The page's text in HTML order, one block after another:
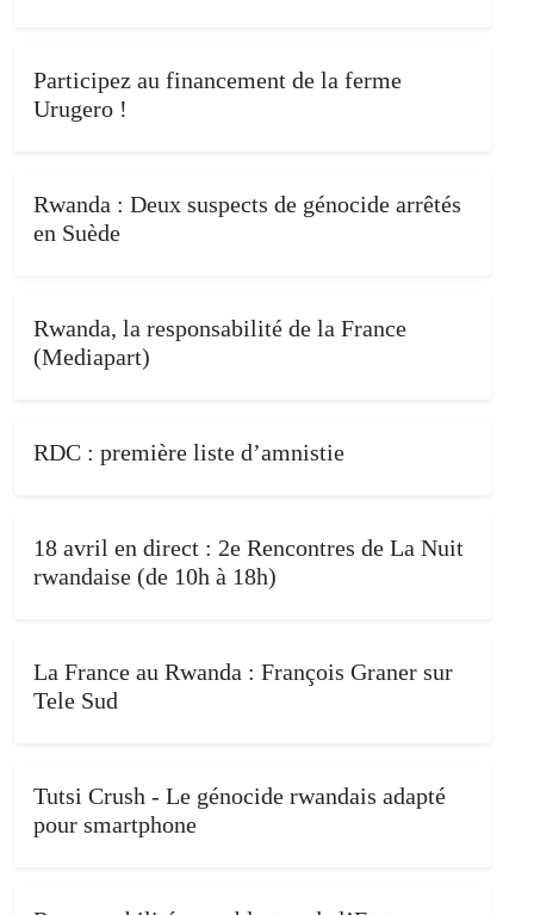
Participez au financement de la ferme
Urugero !
Rwanda : Deux suspects de génocide arrêtés
en Suède
Rwanda, la responsabilité de la France
(Mediapart)
RDC : première liste d’amnistie
18 avril en direct : 2e Rencontres de La Nuit
rwandaise (de 10h à 18h)
La France au Rwanda : François Graner sur
Tele Sud
Tutsi Crush - Le génocide rwandais adapté
pour smartphone